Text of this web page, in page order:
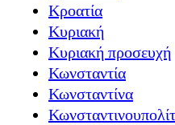
Κροατία
Κυριακή
Κυριακή προσευχή
Κωνσταντία
Κωνσταντίνα